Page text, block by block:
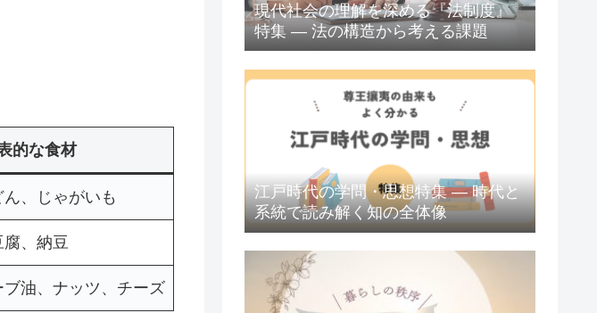
的な食材
、じゃがいも
、納豆
油、ナッツ、チーズ
現代社会の理解を深める『法制度』
特集 ― 法の構造から考える課題
江戸時代の学問・思想特集 ― 時代と
系統で読み解く知の全体像